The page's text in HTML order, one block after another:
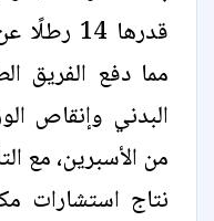
مما دفع الفريق
البدني وإنقاص
من الأسبرين، مع